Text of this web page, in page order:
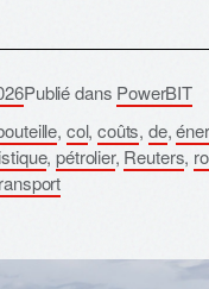
Publié dans PowerBIT
, col,coûts,de,
,pétrolier, Reuters,